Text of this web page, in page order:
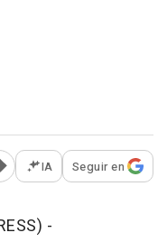
opciones para
IA Seguir en
-